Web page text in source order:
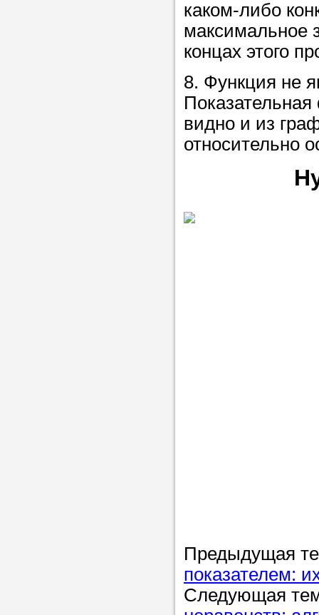
в
советам,
репетитора
каком-либо
максимальное
концах этого
8. Функция не
видно и из
относительно
Предыдущая
показателем:
Следующая